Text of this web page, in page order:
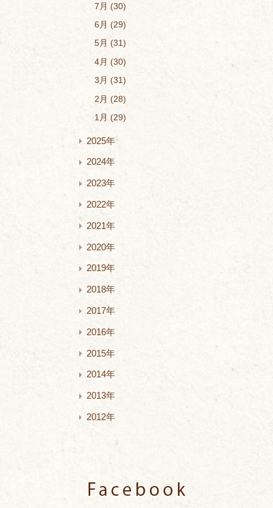
7月
30
6月
29
5月
31
4月
30
3月
31
2月
28
1月
29
2025年
2024年
2023年
2022年
2021年
2020年
2019年
2018年
2017年
2016年
2015年
2014年
2013年
2012年